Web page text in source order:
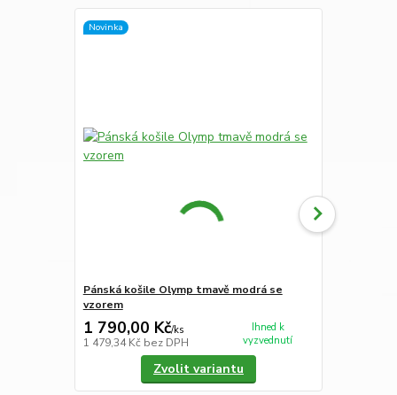
Novinka
Pánská košile Olymp tmavě modrá se
vzorem
1 790,00 Kč/ks
1 479,34 Kč bez DPH
Ihned k
vyzvednutí
Zvolit variantu